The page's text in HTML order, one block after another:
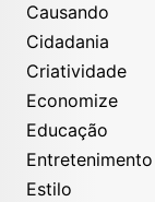
Causando
Cidadania
Criatividade
Economize
Educação
Entretenimento
Estilo